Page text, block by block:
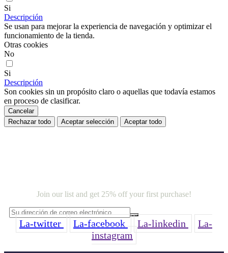
Si
Descripción
Se usan para mejorar la experiencia de navegación y optimizar el
funcionamiento de la tienda.
Otras cookies
No
Si
Descripción
Son cookies sin un propósito claro o aquellas que todavía estamos
en proceso de clasificar.
Cancelar
Rechazar todo
Aceptar selección Aceptar todo
Join our list and get 25% off your first purchase!
La-twitter La-facebook La-linkedin
La-
instagram